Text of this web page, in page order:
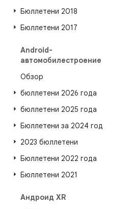
Бюллетени 2018
Бюллетени 2017
Android-
автомобилестроение
Обзор
бюллетени 2026 года
бюллетени 2025 года
Бюллетени за 2024 год
2023 бюллетени
Бюллетени 2022 года
Бюллетени 2021
Андроид XR